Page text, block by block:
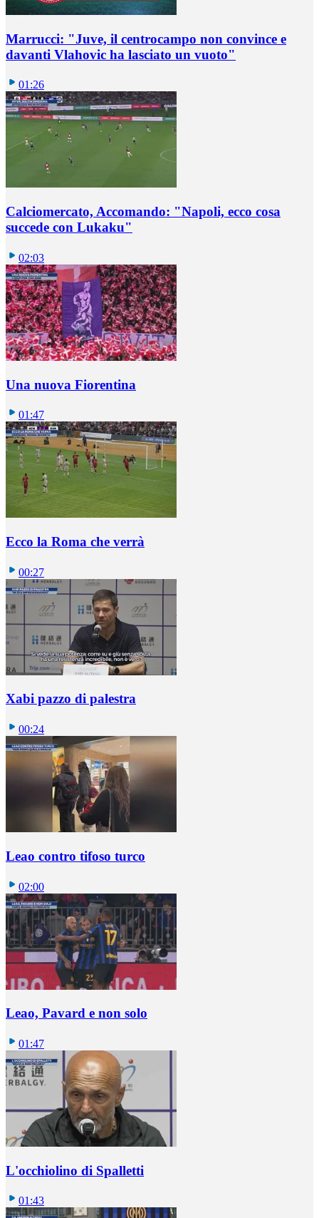
Marrucci: "Juve, il centrocampo non convince e
davanti Vlahovic ha lasciato un vuoto"
01:26
Calciomercato, Accomando: "Napoli, ecco cosa
succede con Lukaku"
02:03
Una nuova Fiorentina
01:47
Ecco la Roma che verrà
00:27
Xabi pazzo di palestra
00:24
Leao contro tifoso turco
02:00
Leao, Pavard e non solo
01:47
L'occhiolino di Spalletti
01:43